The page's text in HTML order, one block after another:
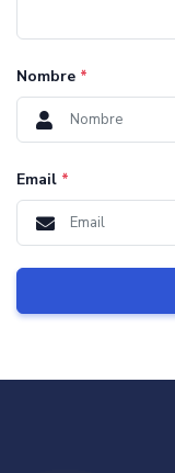
Nombre *
Email *